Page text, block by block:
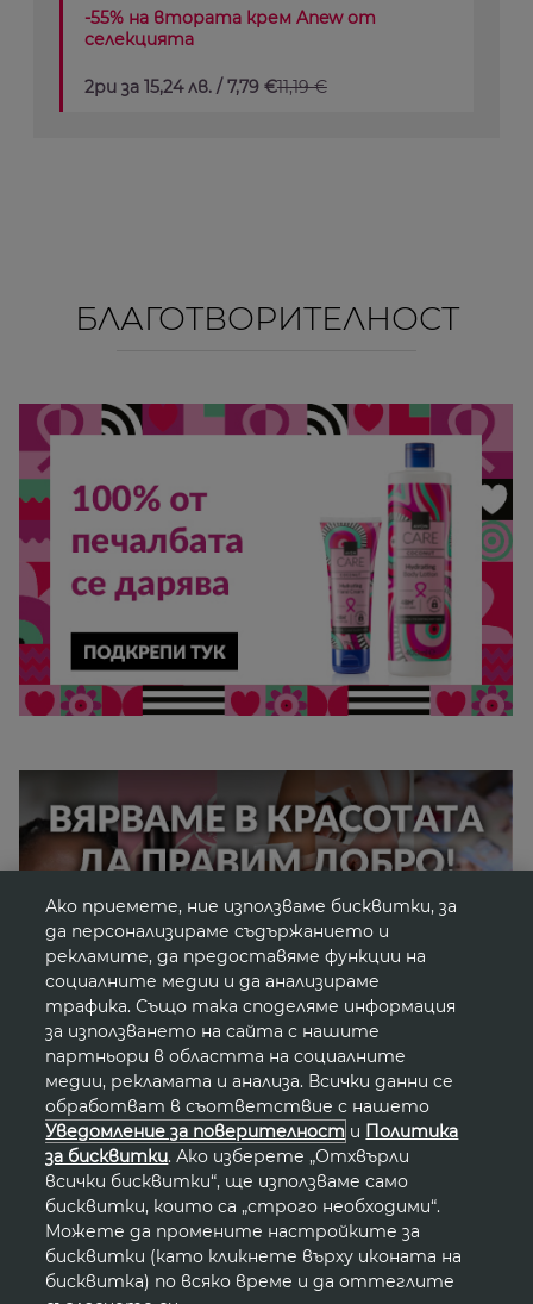
-55% на втората крем Anew от
селекцията
2ри за 15,24 лв. / 7,79 €11,19 €
БЛАГОТВОРИТЕЛНОСТ
Новини от света на
красотата
Ако приемете, ние използваме бисквитки, за
да персонализираме съдържанието и
рекламите, да предоставяме функции на
социалните медии и да анализираме
трафика. Също така споделяме информация
за използването на сайта с нашите
партньори в областта на социалните
медии, рекламата и анализа. Всички данни се
обработват в съответствие с нашето
Уведомление за поверителност и Политика
за бисквитки. Ако изберете „Отхвърли
всички бисквитки“, ще използваме само
бисквитки, които са „строго необходими“.
Можете да промените настройките за
бисквитки (като кликнете върху иконата на
бисквитка) по всяко време и да оттеглите